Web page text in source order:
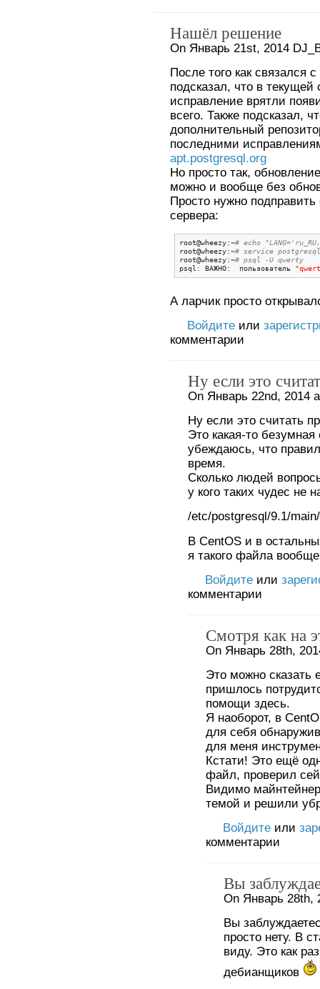
Нашёл решение
On Январь 21st, 2014
После того как связался
подсказал, что в текущей
исправление врятли
всего. Также подсказал,
дополнительный
последними
apt.postgresql.org
Но просто так,
можно и вообще без
Просто нужно
сервера:
root@wheezy:~# echo
root@wheezy:~# service
root@wheezy:~# psql -U qwerty
psql: ВАЖНО:  пользователь
А ларчик просто
Войдитеили
комментарии
Ну если это
On Январь 22nd, 2014
Ну если это считать
Это какая-то
убеждаюсь, что
время.
Сколько людей
у кого таких чудес не
/etc/postgresql/9.1/
В CentOS и в
я такого файла
Войдитеили
комментарии
Смотря как на
On Январь 28th,
Это можно сказать
пришлось
помощи здесь.
Я наоборот, в
для себя
для меня
Кстати! Это ещё
файл, проверил
Видимо
темой и решили
Войдитеили
комментарии
Вы
On Январь 28th,
Вы
просто нету. В
виду. Это как
дебианщиков